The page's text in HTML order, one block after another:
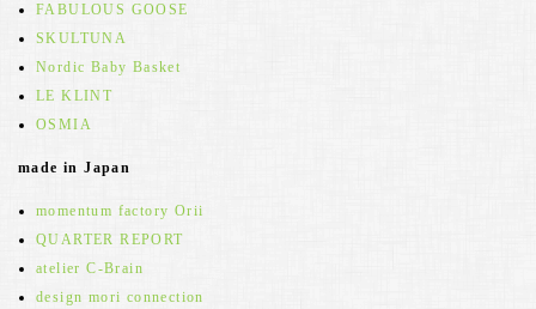
FABULOUS GOOSE
SKULTUNA
Nordic Baby Basket
LE KLINT
OSMIA
made in Japan
momentum factory Orii
QUARTER REPORT
atelier C-Brain
design mori connection